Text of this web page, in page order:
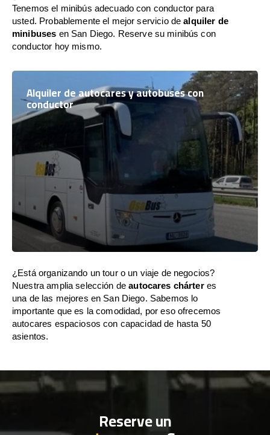
Tenemos el minibús adecuado con conductor para
usted. Probablemente el mejor servicio dealquiler de
minibuses en San Diego. Reserve su minibús con
conductor hoy mismo.
Alquiler de autocares y autobuses con
conductor
¿Está organizando un tour o un viaje de negocios?
Nuestra amplia selección deautocares chárteres
una de las mejores en San Diego. Sabemos lo
importante que es la comodidad, por eso ofrecemos
autocares espaciosos con capacidad de hasta 50
asientos.
Reserve un